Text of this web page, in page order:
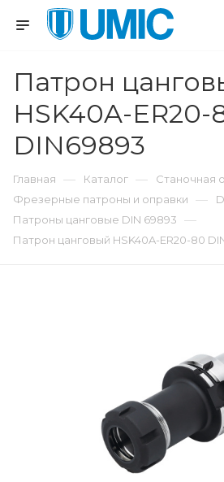
Патрон
HSK40A-ER20-
DIN69893
Главная — Каталог — Станочная
Фрезерные патроны и оправки —
Патроны цанговые DIN 69893 —
Патрон цанговый HSK40A-ER20-80